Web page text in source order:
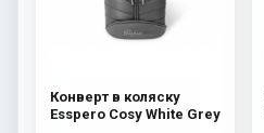
Конверт в коляску
Esspero Cosy White Grey